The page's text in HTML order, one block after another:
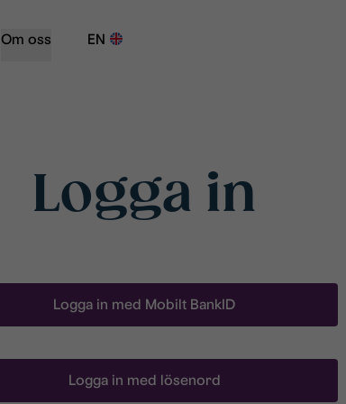
Om oss EN
Logga in
Logga in med Mobilt BankID
Logga in med lösenord